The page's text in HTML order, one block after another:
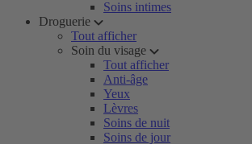
Soins intimes
Droguerie
Tout afficher
Soin du visage
Tout afficher
Anti-âge
Yeux
Lèvres
Soins de nuit
Soins de jour